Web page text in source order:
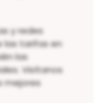
y redes
las tarifas en
las
Visítanos
mejores